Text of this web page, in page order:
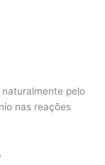
pelo
nas reações